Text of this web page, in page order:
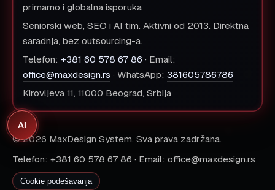
primarno i globalna isporuka
Seniorski web, SEO i AI tim. Aktivni od 2013. Direktna
saradnja, bez outsourcing-a.
Telefon: +381 60 578 67 86 · Email:
office@maxdesign.rs · WhatsApp: 381605786786
Kirovljeva 11, 11000 Beograd, Srbija
© 2026 MaxDesign System. Sva prava zadržana.
Telefon: +381 60 578 67 86 · Email: office@maxdesign.rs
Cookie podešavanja
AI